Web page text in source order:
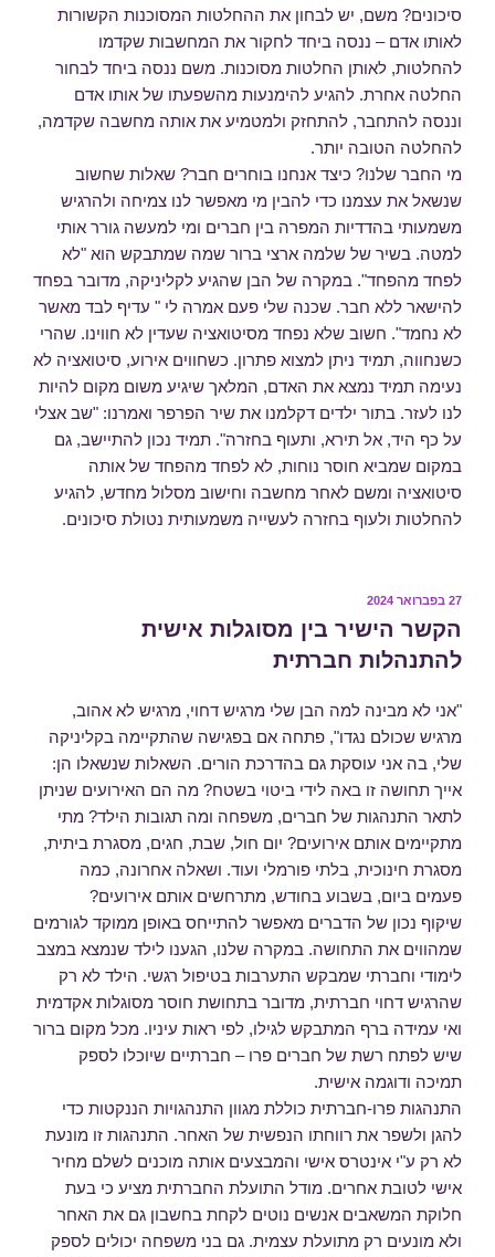
סיכונים? משם, יש לבחון את ההחלטות המסוכנות הקשורות
לאותו אדם – ננסה ביחד לחקור את המחשבות שקדמו
להחלטות, לאותן החלטות מסוכנות. משם ננסה ביחד לבחור
החלטה אחרת. להגיע להימנעות מהשפעתו של אותו אדם
וננסה להתחבר, להתחזק ולמטמיע את אותה מחשבה שקדמה,
להחלטה הטובה יותר.
מי החבר שלנו? כיצד אנחנו בוחרים חבר? שאלות שחשוב
שנשאל את עצמנו כדי להבין מי מאפשר לנו צמיחה ולהרגיש
משמעותי בהדדיות המפרה בין חברים ומי למעשה גורר אותי
למטה. בשיר של שלמה ארצי ברור שמה שמתבקש הוא "לא
לפחד מהפחד". במקרה של הבן שהגיע לקליניקה, מדובר בפחד
להישאר ללא חבר. שכנה שלי פעם אמרה לי " עדיף לבד מאשר
לא נחמד". חשוב שלא נפחד מסיטואציה שעדין לא חווינו. שהרי
כשנחווה, תמיד ניתן למצוא פתרון. כשחווים אירוע, סיטואציה לא
נעימה תמיד נמצא את האדם, המלאך שיגיע משום מקום להיות
לנו לעזר. בתור ילדים דקלמנו את שיר הפרפר ואמרנו: "שב אצלי
על כף היד, אל תירא, ותעוף בחזרה". תמיד נכון להתיישב, גם
במקום שמביא חוסר נוחות, לא לפחד מהפחד של אותה
סיטואציה ומשם לאחר מחשבה וחישוב מסלול מחדש, להגיע
להחלטות ולעוף בחזרה לעשייה משמעותית נטולת סיכונים.
פורסם
27 בפברואר 2024
הקשר הישיר בין מסוגלות אישית
להתנהלות חברתית
"אני לא מבינה למה הבן שלי מרגיש דחוי, מרגיש לא אהוב,
מרגיש שכולם נגדו", פתחה אם בפגישה שהתקיימה בקליניקה
שלי, בה אני עוסקת גם בהדרכת הורים. השאלות שנשאלו הן:
אייך תחושה זו באה לידי ביטוי בשטח? מה הם האירועים שניתן
לתאר התנהגות של חברים, משפחה ומה תגובות הילד? מתי
מתקיימים אותם אירועים? יום חול, שבת, חגים, מסגרת ביתית,
מסגרת חינוכית, בלתי פורמלי ועוד. ושאלה אחרונה, כמה
פעמים ביום, בשבוע בחודש, מתרחשים אותם אירועים?
שיקוף נכון של הדברים מאפשר להתייחס באופן ממוקד לגורמים
שמהווים את התחושה. במקרה שלנו, הגענו לילד שנמצא במצב
לימודי וחברתי שמבקש התערבות בטיפול רגשי. הילד לא רק
שהרגיש דחוי חברתית, מדובר בתחושת חוסר מסוגלות אקדמית
ואי עמידה ברף המתבקש לגילו, לפי ראות עיניו. מכל מקום ברור
שיש לפתח רשת של חברים פרו – חברתיים שיוכלו לספק
תמיכה ודוגמה אישית.
התנהגות פרו-חברתית כוללת מגוון התנהגויות הננקטות כדי
להגן ולשפר את רווחתו הנפשית של האחר. התנהגות זו מונעת
לא רק ע"י אינטרס אישי והמבצעים אותה מוכנים לשלם מחיר
אישי לטובת אחרים. מודל התועלת החברתית מציע כי בעת
חלוקת המשאבים אנשים נוטים לקחת בחשבון גם את האחר
ולא מונעים רק מתועלת עצמית. גם בני משפחה יכולים לספק